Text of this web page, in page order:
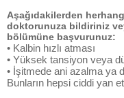
Aşağıdakilerden
doktorunuza bildiriniz
bölümüne başvurunuz:
• Kalbin hızlı atması
• Yüksek tansiyon veya
• İşitmede ani azalma ya
Bunların hepsi ciddi yan